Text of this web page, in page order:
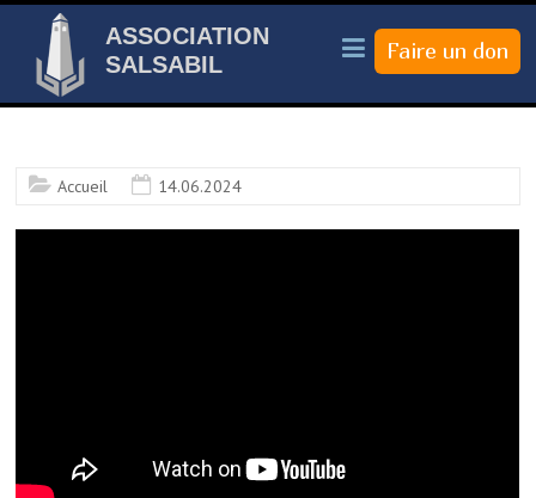
ASSOCIATION
SALSABIL
Accueil 14.06.2024